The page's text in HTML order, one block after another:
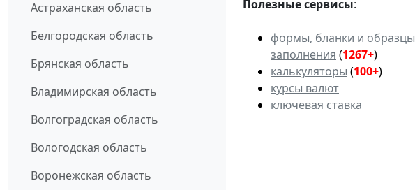
Астраханская область
Белгородская область
Брянская область
Владимирская область
Волгоградская область
Вологодская область
Воронежская область
Полезные сервисы:
формы, бланки и образцы
заполнения (1267+)
калькуляторы (100+)
курсы валют
ключевая ставка